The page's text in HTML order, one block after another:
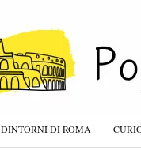
DINTORNI DI ROMA